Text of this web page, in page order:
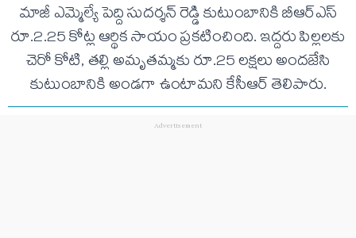
మాజీ ఎమ్మెల్యే పెద్ది సుదర్శన్ రెడ్డి కుటుంబానికి బీఆర్ఎస్
రూ.2.25 కోట్ల ఆర్థిక సాయం ప్రకటించింది. ఇద్దరు పిల్లలకు
చెరో కోటి, తల్లి అమృతమ్మకు రూ.25 లక్షలు అందజేసి
కుటుంబానికి అండగా ఉంటామని కేసీఆర్ తెలిపారు.